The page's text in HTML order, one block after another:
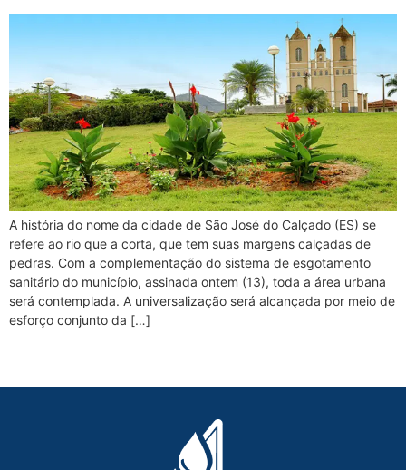
A história do nome da cidade de São José do Calçado (ES) se
refere ao rio que a corta, que tem suas margens calçadas de
pedras. Com a complementação do sistema de esgotamento
sanitário do município, assinada ontem (13), toda a área urbana
será contemplada. A universalização será alcançada por meio de
esforço conjunto da […]